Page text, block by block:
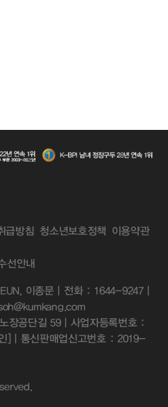
급방침 청소년보호정책 이용약관
선안내
이종문 | 전화 : 1644-9247 |
장공단길 59 | 사업자등록번호 :
] | 통신판매업신고번호 : 2019-